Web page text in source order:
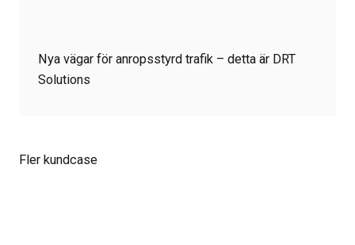
Nya vägar för anropsstyrd trafik – detta är DRT
Solutions
Fler kundcase